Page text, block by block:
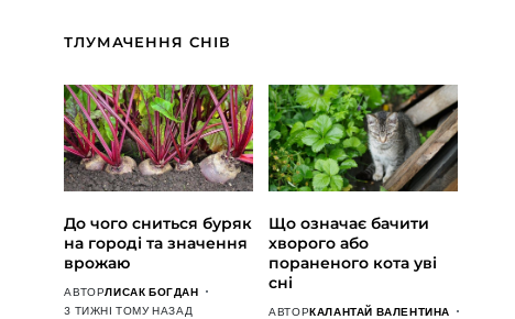
ТЛУМАЧЕННЯ СНІВ
До чого сниться буряк
на городі та значення
врожаю
АВТОРЛИСАК БОГДАН
3 ТИЖНІ ТОМУ НАЗАД
Що означає бачити
хворого або
пораненого кота уві
сні
АВТОРКАЛАНТАЙ ВАЛЕНТИНА